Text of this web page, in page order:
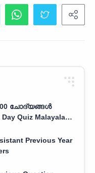
ചോദ്യങ്ങൾ
Previous Year